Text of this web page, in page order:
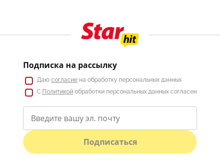
Подписка на рассылку
Даю согласие на обработку персональных данных
С Политикой обработки персональных данных согласен
Подписаться